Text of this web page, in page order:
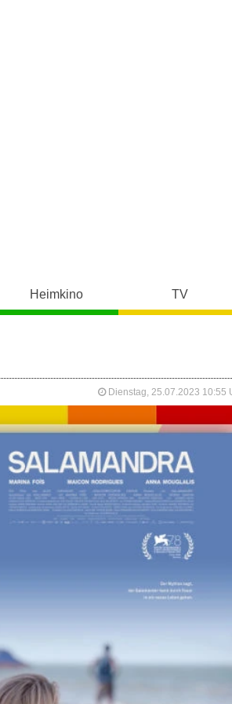
Heimkino TV
Dienstag, 25.07.2023 10:55